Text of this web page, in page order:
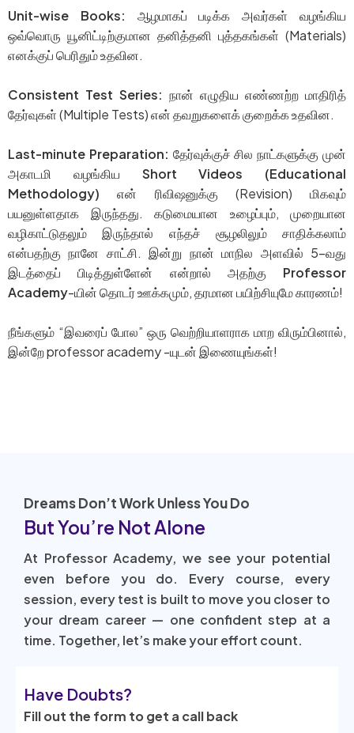
Unit-wise Books: ஆழமாகப் படிக்க அவர்கள் வழங்கிய
ஒவ்வொரு யூனிட்டிற்குமான தனித்தனி புத்தகங்கள் (Materials)
எனக்குப் பெரிதும் உதவின.
Consistent Test Series: நான் எழுதிய எண்ணற்ற மாதிரித்
தேர்வுகள் (Multiple Tests) என் தவறுகளைக் குறைக்க உதவின.
Last-minute Preparation: தேர்வுக்குச் சில நாட்களுக்கு முன்
அகாடமி வழங்கிய Short Videos (Educational
Methodology) என் ரிவிஷனுக்கு (Revision) மிகவும்
பயனுள்ளதாக இருந்தது. கடுமையான உழைப்பும், முறையான
வழிகாட்டுதலும் இருந்தால் எந்தச் சூழலிலும் சாதிக்கலாம்
என்பதற்கு நானே சாட்சி. இன்று நான் மாநில அளவில் 5-வது
இடத்தைப் பிடித்துள்ளேன் என்றால் அதற்கு Professor
Academy-யின் தொடர் ஊக்கமும், தரமான பயிற்சியுமே காரணம்!
நீங்களும் “இவரைப் போல” ஒரு வெற்றியாளராக மாற விரும்பினால்,
இன்றே professor academy -யுடன் இணையுங்கள்!
Dreams Don’t Work Unless You Do
But You’re Not Alone
At Professor Academy, we see your potential
even before you do. Every course, every
session, every test is built to move you closer to
your dream career — one confident step at a
time. Together, let’s make your effort count.
Have Doubts?
Fill out the form to get a call back